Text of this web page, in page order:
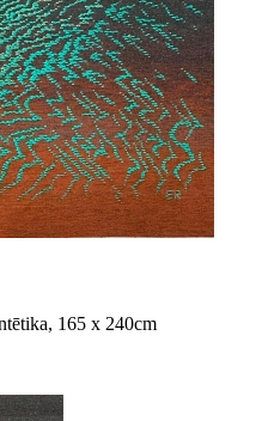
165 x 240cm